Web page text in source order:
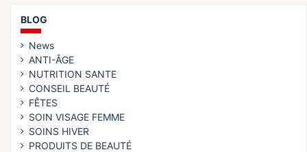
BLOG
News
ANTI-ÂGE
NUTRITION SANTE
CONSEIL BEAUTÉ
FÊTES
SOIN VISAGE FEMME
SOINS HIVER
PRODUITS DE BEAUTÉ